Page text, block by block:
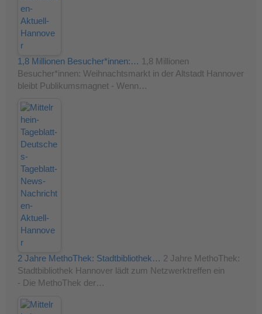
1,8 Millionen Besucher*innen:… 1,8 Millionen
Besucher*innen: Weihnachtsmarkt in der Altstadt Hannover
bleibt Publikumsmagnet - Wenn…
2 Jahre MethoThek: Stadtbibliothek… 2 Jahre MethoThek:
Stadtbibliothek Hannover lädt zum Netzwerktreffen ein
- Die MethoThek der…